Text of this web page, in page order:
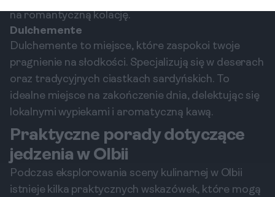
na romantyczną kolację.
Dulchemente
Dulchemente to miejsce, które zaspokoi twoje
pragnienie na słodkości. Specjalizują się w deserach
oraz tradycyjnych ciastkach sardyńskich. To
idealne miejsce na zakończenie dnia, delektując się
lokalnymi wypiekami i aromatyczną kawą.
Praktyczne porady dotyczące
jedzenia w Olbii
Podczas eksplorowania sceny kulinarnej w Olbii
istnieje kilka praktycznych wskazówek, które mogą